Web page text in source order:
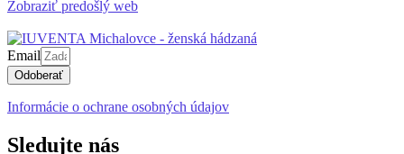
Zobraziť predošlý web
Email
Odoberať
Informácie o ochrane osobných údajov
Sledujte nás